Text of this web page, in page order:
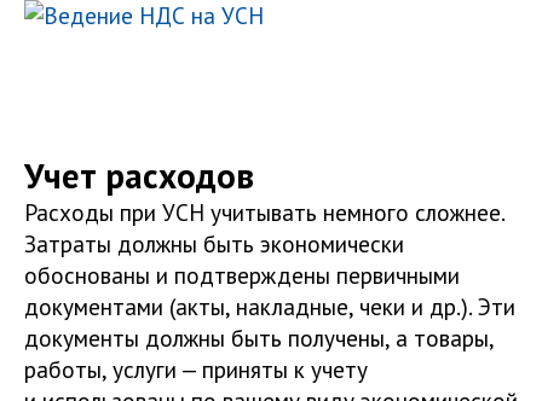
Учет расходов
Расходы при УСН учитывать немного сложнее.
Затраты должны быть экономически
обоснованы и подтверждены первичными
документами (акты, накладные, чеки и др.). Эти
документы должны быть получены, а товары,
работы, услуги — приняты к учету